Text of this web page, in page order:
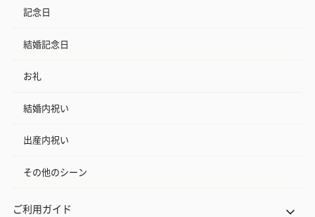
記念日
結婚記念日
お礼
結婚内祝い
出産内祝い
その他のシーン
ご利用ガイド